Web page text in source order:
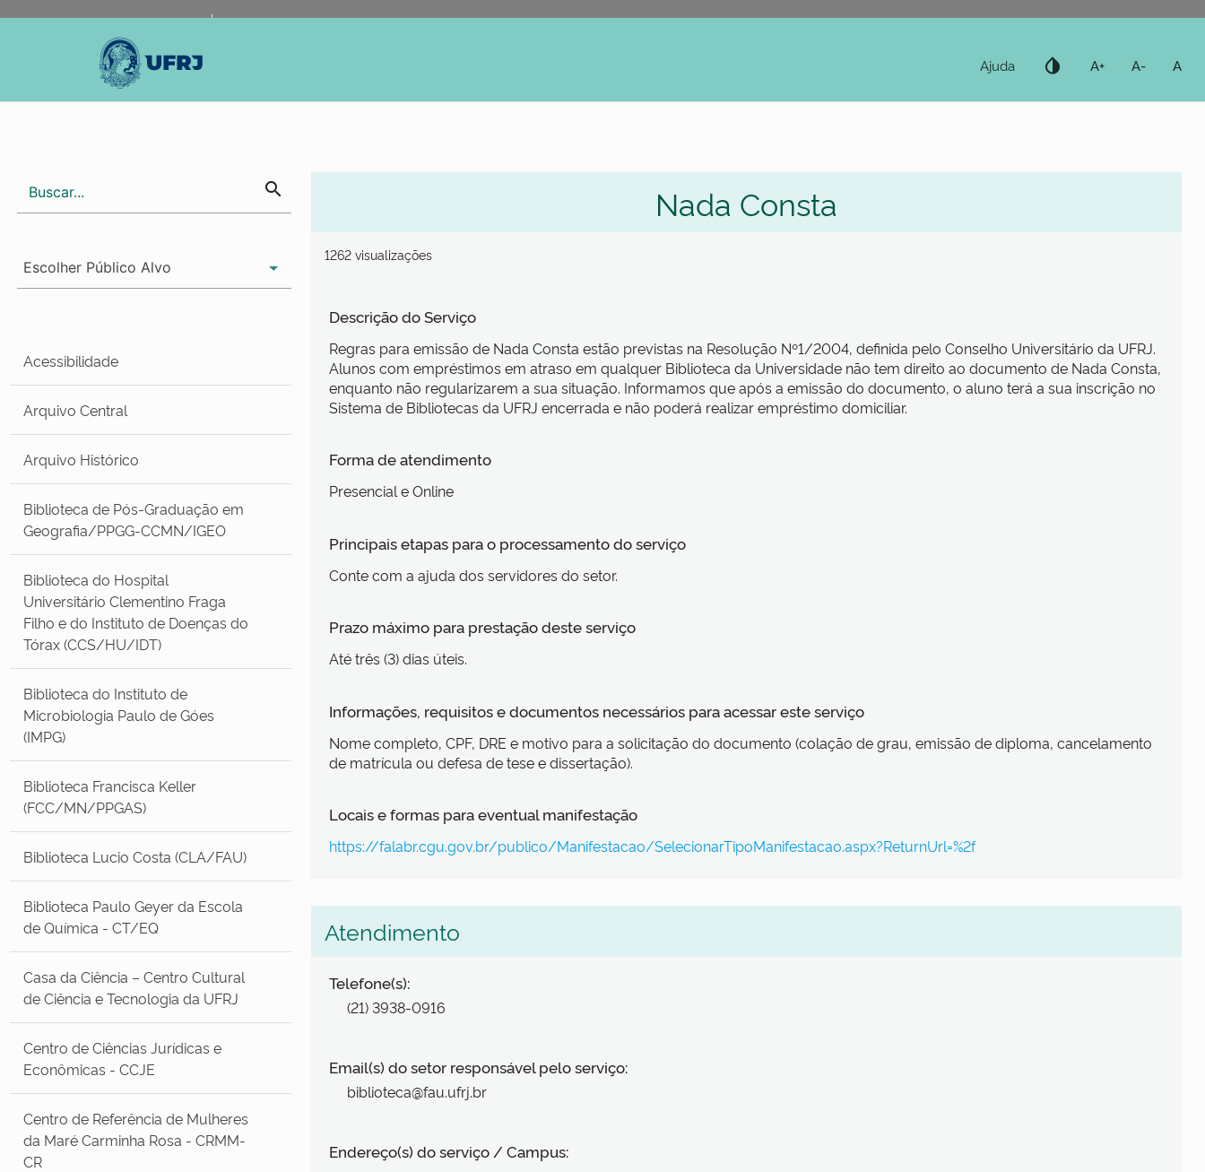
Ajuda invert_colors A+ A- A
search
Acessibilidade
Arquivo Central
Arquivo Histórico
Biblioteca de Pós-Graduação em
Geografia/PPGG-CCMN/IGEO
Biblioteca do Hospital
Universitário Clementino Fraga
Filho e do Instituto de Doenças do
Tórax (CCS/HU/IDT)
Biblioteca do Instituto de
Microbiologia Paulo de Góes
(IMPG)
Biblioteca Francisca Keller
(FCC/MN/PPGAS)
Biblioteca Lucio Costa (CLA/FAU)
Biblioteca Paulo Geyer da Escola
de Química - CT/EQ
Casa da Ciência – Centro Cultural
de Ciência e Tecnologia da UFRJ
Centro de Ciências Jurídicas e
Econômicas - CCJE
Centro de Referência de Mulheres
da Maré Carminha Rosa - CRMM-
CR
Nada Consta
1262 visualizações
Descrição do Serviço
Regras para emissão de Nada Consta estão previstas na Resolução Nº1/2004, definida pelo Conselho Universitário da UFRJ.
Alunos com empréstimos em atraso em qualquer Biblioteca da Universidade não tem direito ao documento de Nada Consta,
enquanto não regularizarem a sua situação. Informamos que após a emissão do documento, o aluno terá a sua inscrição no
Sistema de Bibliotecas da UFRJ encerrada e não poderá realizar empréstimo domiciliar.
Forma de atendimento
Presencial e Online
Principais etapas para o processamento do serviço
Conte com a ajuda dos servidores do setor.
Prazo máximo para prestação deste serviço
Até três (3) dias úteis.
Informações, requisitos e documentos necessários para acessar este serviço
Nome completo, CPF, DRE e motivo para a solicitação do documento (colação de grau, emissão de diploma, cancelamento
de matrícula ou defesa de tese e dissertação).
Locais e formas para eventual manifestação
https://falabr.cgu.gov.br/publico/Manifestacao/SelecionarTipoManifestacao.aspx?ReturnUrl=%2f
Atendimento
Telefone(s):
(21) 3938-0916
Email(s) do setor responsável pelo serviço:
biblioteca@fau.ufrj.br
Endereço(s) do serviço / Campus: